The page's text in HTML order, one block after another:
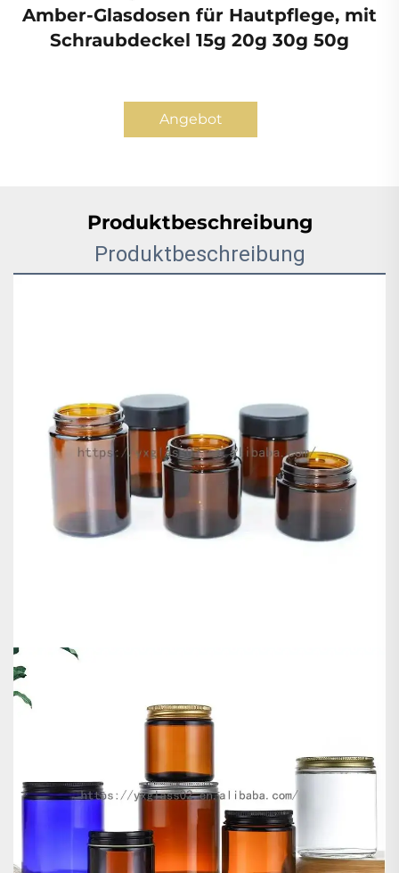
Amber-Glasdosen für Hautpflege, mit
Schraubdeckel 15g 20g 30g 50g
Angebot
Produktbeschreibung
Produktbeschreibung